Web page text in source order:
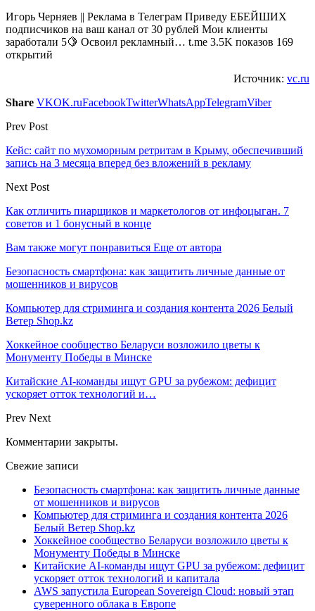
Игорь Черняев || Реклама в Телеграм Приведу ЕБЕЙШИХ
подписчиков на ваш канал от 30 рублей Мои клиенты
заработали 5🍋 Освоил рекламный… t.me 3.5K показов 169
открытий
Источник: vc.ru
Share VKOK.ruFacebookTwitterWhatsAppTelegramViber
Prev Post
Кейс: сайт по мухоморным ретритам в Крыму, обеспечивший
запись на 3 месяца вперед без вложений в рекламу
Next Post
Как отличить пиарщиков и маркетологов от инфоцыган. 7
советов и 1 бонусный в конце
Вам также могут понравиться Еще от автора
Безопасность смартфона: как защитить личные данные от
мошенников и вирусов
Компьютер для стриминга и создания контента 2026 Белый
Ветер Shop.kz
Хоккейное сообщество Беларуси возложило цветы к
Монументу Победы в Минске
Китайские AI-команды ищут GPU за рубежом: дефицит
ускоряет отток технологий и…
Prev Next
Комментарии закрыты.
Свежие записи
Безопасность смартфона: как защитить личные данные
от мошенников и вирусов
Компьютер для стриминга и создания контента 2026
Белый Ветер Shop.kz
Хоккейное сообщество Беларуси возложило цветы к
Монументу Победы в Минске
Китайские AI-команды ищут GPU за рубежом: дефицит
ускоряет отток технологий и капитала
AWS запустила European Sovereign Cloud: новый этап
суверенного облака в Европе